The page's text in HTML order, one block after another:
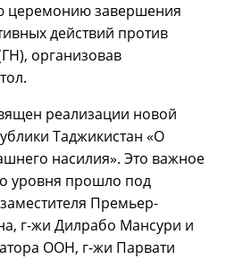
церемонию завершения
действий против
организовав
реализации новой
Таджикистан «О
насилия». Это важное
уровня прошло под
Премьер-
г-жи Дилрабо Мансури и
ООН, г-жи Парвати